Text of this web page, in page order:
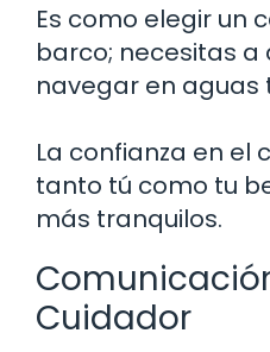
Es como elegir un
barco; necesitas a
navegar en aguas
La confianza en el
tanto tú como tu
más tranquilos.
Cuidador